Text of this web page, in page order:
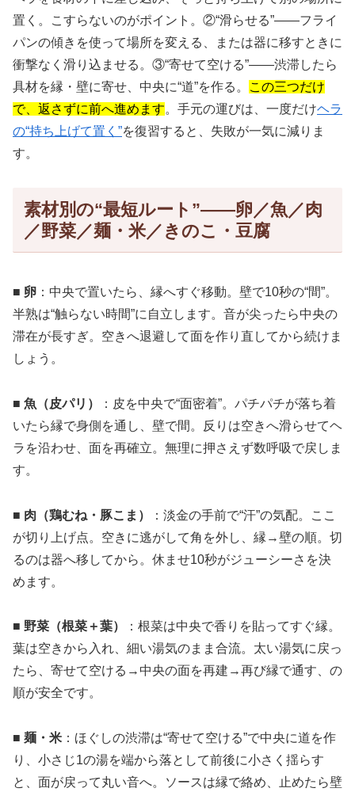
置く。こすらないのがポイント。②“滑らせる”——フライ
パンの傾きを使って場所を変える、または器に移すときに
衝撃なく滑り込ませる。③“寄せて空ける”——渋滞したら
具材を縁・壁に寄せ、中央に“道”を作る。
この三つだけ
で、返さずに前へ進めます。手元の運びは、一度だけヘラ
の“持ち上げて置く”を復習すると、失敗が一気に減りま
す。
素材別の“最短ルート”——卵／魚／肉
／野菜／麺・米／きのこ・豆腐
■ 卵 ：中央で置いたら、縁へすぐ移動。壁で10秒の“間”。
半熟は“触らない時間”に自立します。音が尖ったら中央の
滞在が長すぎ。空きへ退避して面を作り直してから続けま
しょう。
■ 魚（皮パリ）
：皮を中央で“面密着”。パチパチが落ち着
いたら縁で身側を通し、壁で間。反りは空きへ滑らせてヘ
ラを沿わせ、面を再確立。無理に押さえず数呼吸で戻しま
す。
■ 肉（鶏むね・豚こま）
：淡金の手前で“汗”の気配。ここ
が切り上げ点。空きに逃がして角を外し、縁→壁の順。切
るのは器へ移してから。休ませ10秒がジューシーさを決
めます。
■ 野菜（根菜＋葉）
：根菜は中央で香りを貼ってすぐ縁。
葉は空きから入れ、細い湯気のまま合流。太い湯気に戻っ
たら、寄せて空ける→中央の面を再建→再び縁で通す、の
順が安全です。
■ 麺・米 ：ほぐしの渋滞は“寄せて空ける”で中央に道を作
り、小さじ1の湯を端から落として前後に小さく揺らす
と、面が戻って丸い音へ。ソースは縁で絡め、止めたら壁